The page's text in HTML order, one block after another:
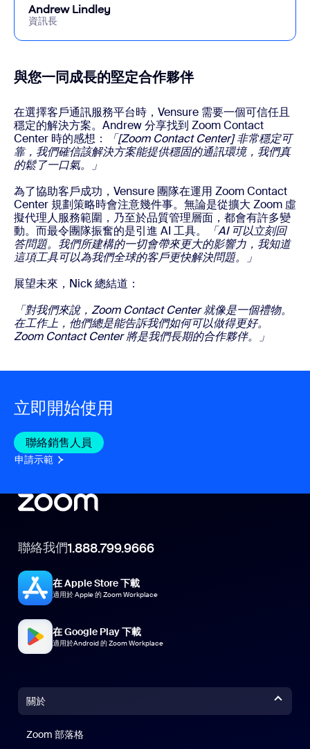
Andrew Lindley
資訊長
與您一同成長的堅定合作夥伴
在選擇客戶通訊服務平台時，Vensure 需要一個可信任且
穩定的解決方案。Andrew 分享找到 Zoom Contact
Center 時的感想：
「[Zoom Contact Center] 非常穩定可
靠，我們確信該解決方案能提供穩固的通訊環境，我們真
的鬆了一口氣。」
為了協助客戶成功，Vensure 團隊在運用 Zoom Contact
Center 規劃策略時會注意幾件事。無論是從擴大 Zoom 虛
擬代理人服務範圍，乃至於品質管理層面，都會有許多變
動。而最令團隊振奮的是引進 AI 工具。
「AI 可以立刻回
答問題。我們所建構的一切會帶來更大的影響力，我知道
這項工具可以為我們全球的客戶更快解決問題。」
展望未來，Nick 總結道：
「對我們來說，Zoom Contact Center 就像是一個禮物。
在工作上，他們總是能告訴我們如何可以做得更好。
Zoom Contact Center 將是我們長期的合作夥伴。」
立即開始使用
聯絡銷售人員 聯絡銷售人員
申請示範 申請示範
聯絡我們1.888.799.9666
在 Apple Store 下載
適用於 Apple 的 Zoom Workplace
在 Google Play 下載
適用於Android 的 Zoom Workplace
關於
Zoom 部落格